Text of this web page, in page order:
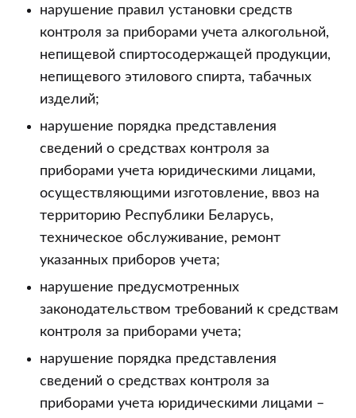
нарушение правил установки средств
контроля за приборами учета алкогольной,
непищевой спиртосодержащей продукции,
непищевого этилового спирта, табачных
изделий;
нарушение порядка представления
сведений о средствах контроля за
приборами учета юридическими лицами,
осуществляющими изготовление, ввоз на
территорию Республики Беларусь,
техническое обслуживание, ремонт
указанных приборов учета;
нарушение предусмотренных
законодательством требований к средствам
контроля за приборами учета;
нарушение порядка представления
сведений о средствах контроля за
приборами учета юридическими лицами –